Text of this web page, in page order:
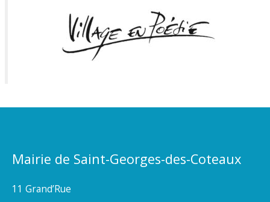
Mairie de Saint-Georges-des-Coteaux
11 Grand’Rue